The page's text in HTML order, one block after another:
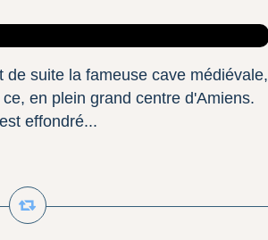
suite la fameuse cave médiévale,
en plein grand centre d'Amiens.
effondré...